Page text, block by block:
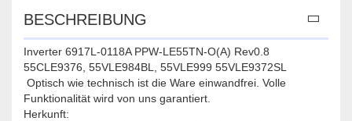
BESCHREIBUNG
Inverter 6917L-0118A PPW-LE55TN-O(A) Rev0.8
55CLE9376, 55VLE984BL, 55VLE999 55VLE9372SL
Optisch wie technisch ist die Ware einwandfrei. Volle
Funktionalität wird von uns garantiert.
Herkunft: